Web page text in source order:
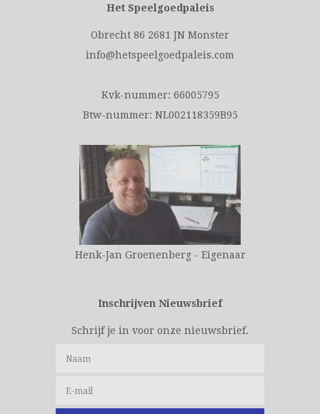
Het Speelgoedpaleis
Obrecht 86 2681 JN Monster
info@hetspeelgoedpaleis.com
Kvk-nummer: 66005795
Btw-nummer: NL002118359B95
Henk-Jan Groenenberg - Eigenaar
Inschrijven Nieuwsbrief
Schrijf je in voor onze nieuwsbrief.